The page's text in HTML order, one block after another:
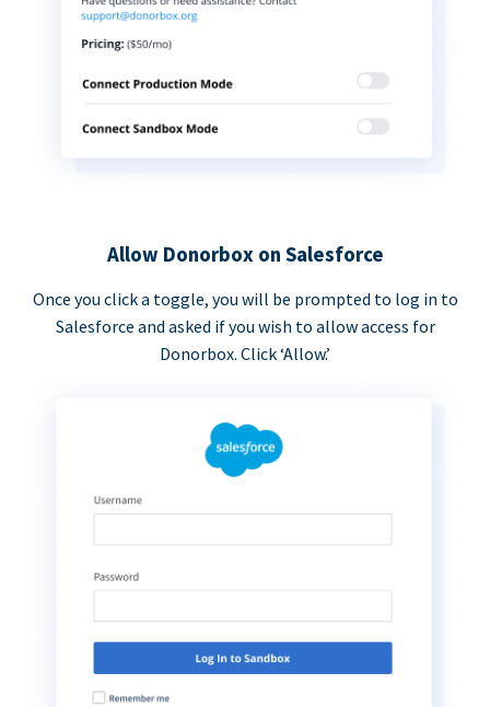
Allow Donorbox on Salesforce
Once you click a toggle, you will be prompted to log in to
Salesforce and asked if you wish to allow access for
Donorbox. Click ‘Allow.’